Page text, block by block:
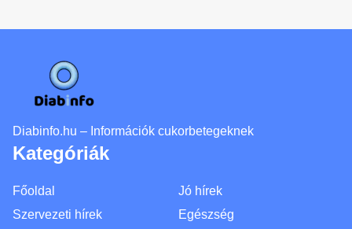
Diabinfo.hu – Információk cukorbetegeknek
Kategóriák
Főoldal
Jó hírek
Szervezeti hírek
Egészség